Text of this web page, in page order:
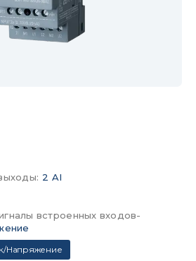
: 2 AI
встроенных входов-
Напряжение